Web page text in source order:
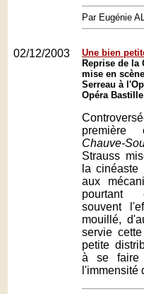
Par Eugénie
02/12/2003
Une bien
Reprise de la
mise en
Serreau à
Opéra
Chauve-
Strauss
la cinéaste
aux
pourtant
souvent
mouillé,
servie
petite
à se faire
l'immensité